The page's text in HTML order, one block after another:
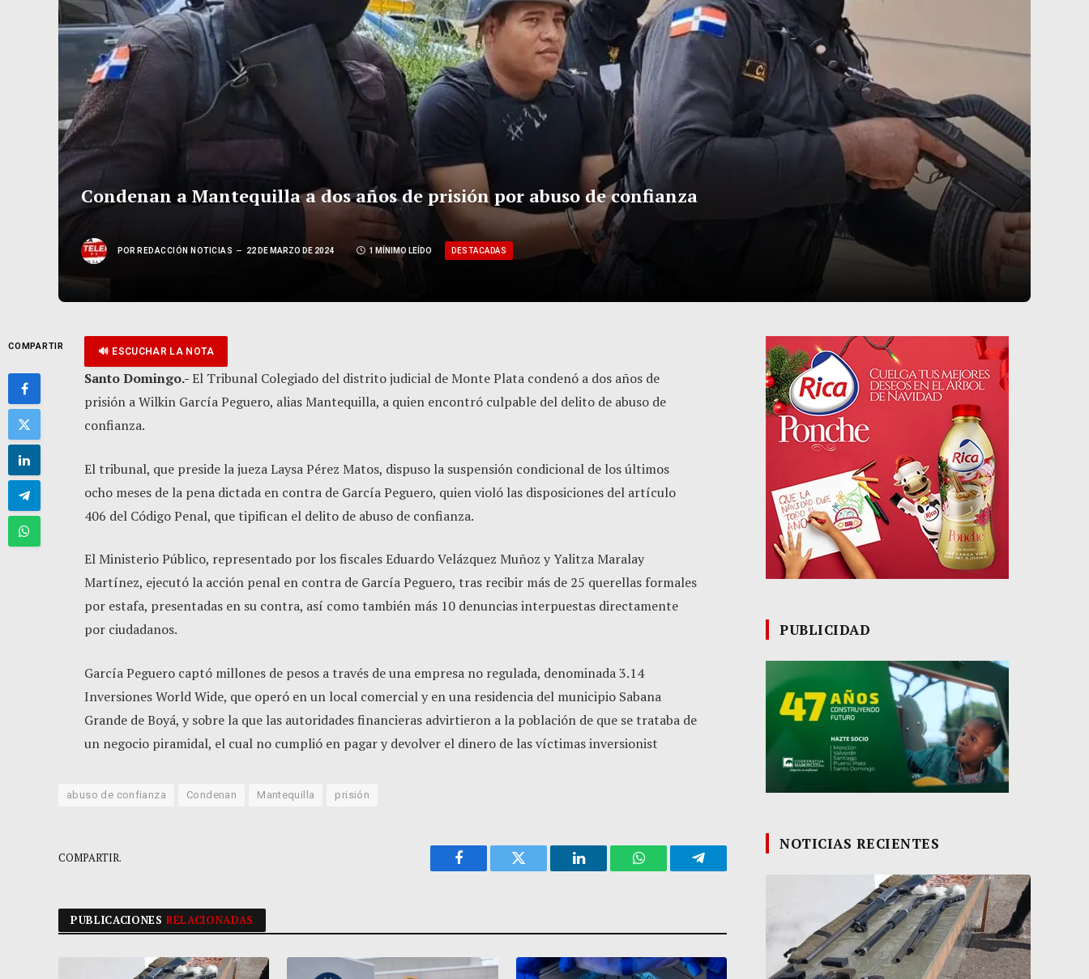
Condenan a Mantequilla a dos años de prisión por abuso de confianza
POR REDACCIÓN NOTICIAS 22 DE MARZO DE 2024 1 MÍNIMO LEÍDO DESTACADAS
COMPARTIR 🔊 ESCUCHAR LA NOTA
Santo Domingo.-El Tribunal Colegiado del distrito judicial de Monte Plata condenó a dos años de
prisión a Wilkin García Peguero, alias Mantequilla, a quien encontró culpable del delito de abuso de
confianza.
El tribunal, que preside la jueza Laysa Pérez Matos, dispuso la suspensión condicional de los últimos
ocho meses de la pena dictada en contra de García Peguero, quien violó las disposiciones del artículo
406 del Código Penal, que tipifican el delito de abuso de confianza.
El Ministerio Público, representado por los fiscales Eduardo Velázquez Muñoz y Yalitza Maralay
Martínez, ejecutó la acción penal en contra de García Peguero, tras recibir más de 25 querellas formales
por estafa, presentadas en su contra, así como también más 10 denuncias interpuestas directamente
por ciudadanos.
García Peguero captó millones de pesos a través de una empresa no regulada, denominada 3.14
Inversiones World Wide, que operó en un local comercial y en una residencia del municipio Sabana
Grande de Boyá, y sobre la que las autoridades financieras advirtieron a la población de que se trataba de
un negocio piramidal, el cual no cumplió en pagar y devolver el dinero de las víctimas inversionist
abuso de confianza Condenan Mantequilla prisión
COMPARTIR.
Facebook Twitter LinkedIn WhatsAppTelegram
PUBLICACIONESRELACIONADAS
PUBLICIDAD
NOTICIAS RECIENTES